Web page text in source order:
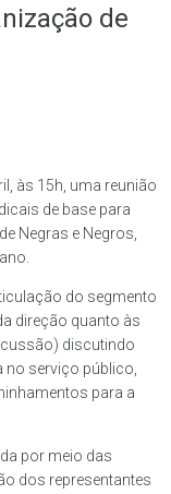
de
às 15h, uma reunião
de base para
Negras e Negros,
do segmento
direção quanto às
discutindo
no serviço público,
para a
por meio das
dos representantes